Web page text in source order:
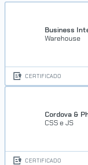
Business
Warehouse
CERTIFICADO
Cordova &
CSS e JS
CERTIFICADO